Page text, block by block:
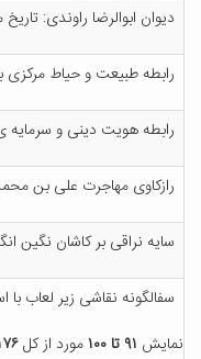
دیوان ابوالرضا راوندی:
رابطه طبیعت و حیاط مرکزی
رابطه هویت دینی و سرمایه
رازکاوی مهاجرت علی بن
سایه نراقی بر کاشان نگین
سفالگونه نقاشی زیر لعاب با
نمایش ۹۱ تا ۱۰۰ مورد از کل